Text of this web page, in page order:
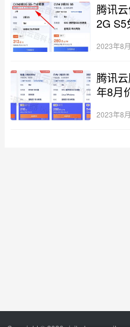
腾讯
2G S5
2023年8
腾讯
年8月
2023年8